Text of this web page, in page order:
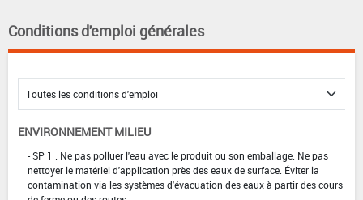
Conditions d'emploi générales
ENVIRONNEMENT MILIEU
- SP 1 : Ne pas polluer l'eau avec le produit ou son emballage. Ne pas
nettoyer le matériel d'application près des eaux de surface. Éviter la
contamination via les systèmes d'évacuation des eaux à partir des cours